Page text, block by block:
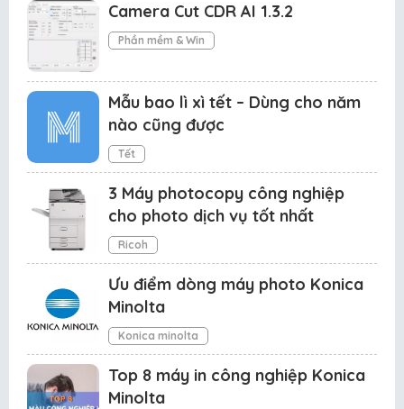
Camera Cut CDR AI 1.3.2
Phần mềm & Win
Mẫu bao lì xì tết – Dùng cho năm
nào cũng được
Tết
3 Máy photocopy công nghiệp
cho photo dịch vụ tốt nhất
Ricoh
Ưu điểm dòng máy photo Konica
Minolta
Konica minolta
Top 8 máy in công nghiệp Konica
Minolta